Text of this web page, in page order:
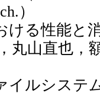
）
ける性能と
直也，額
イルシステ